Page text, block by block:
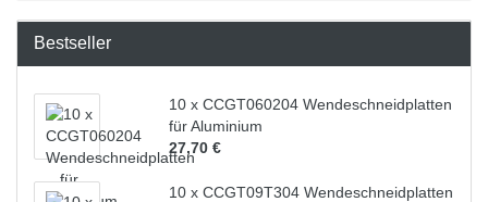
Bestseller
10 x CCGT060204 Wendeschneidplatten
für Aluminium
27,70 €
10 x CCGT09T304 Wendeschneidplatten